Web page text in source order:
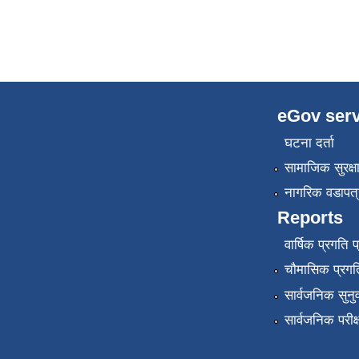
eGov
घटना दर्ता
सामाजिक सुरक्षा
नागरिक
Reports
वार्षिक प्रगति
चौमासिक
सार्वजनिक
सार्वजनिक